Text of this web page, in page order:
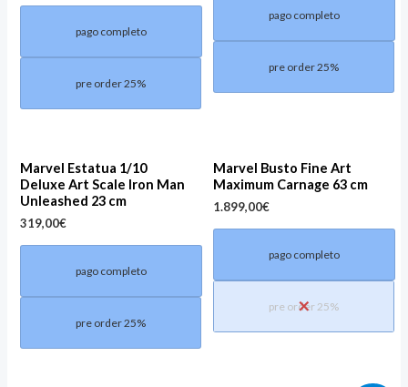
pago completo
pre order 25%
pago completo
pre order 25%
Marvel Estatua 1/10
Deluxe Art Scale Iron Man
Unleashed 23 cm
319,00€
pago completo
pre order 25%
Marvel Busto Fine Art
Maximum Carnage 63 cm
1.899,00€
pago completo
pre order 25%